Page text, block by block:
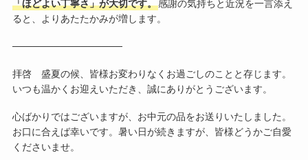
「ほどよい丁寧さ」が大切です。感謝の気持ちと近況を一言添え
ると、よりあたたかみが増します。
────────────────
拝啓 盛夏の候、皆様お変わりなくお過ごしのことと存じます。
いつも温かくお迎えいただき、誠にありがとうございます。
心ばかりではございますが、お中元の品をお送りいたしました。
お口に合えば幸いです。暑い日が続きますが、皆様どうかご自愛
くださいませ。